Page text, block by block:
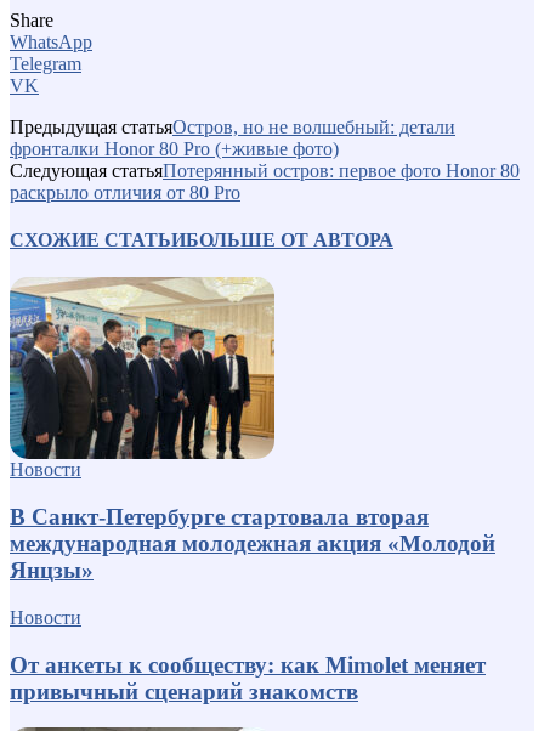
Share
WhatsApp
Telegram
VK
Предыдущая статьяОстров, но не волшебный: детали
фронталки Honor 80 Pro (+живые фото)
Следующая статьяПотерянный остров: первое фото Honor 80
раскрыло отличия от 80 Pro
СХОЖИЕ СТАТЬИБОЛЬШЕ ОТ АВТОРА
Новости
В Санкт-Петербурге стартовала вторая
международная молодежная акция «Молодой
Янцзы»
Новости
От анкеты к сообществу: как Mimolet меняет
привычный сценарий знакомств